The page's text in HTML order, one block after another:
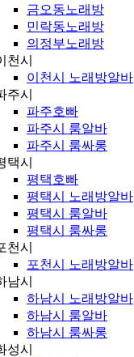
금오동노래방
민락동노래방
의정부노래방
천시
이천시 노래방알바
주시
파주호빠
파주시 룸알바
파주시 룸싸롱
택시
평택호빠
평택시 노래방알바
평택시 룸알바
평택시 룸싸롱
천시
포천시 노래방알바
남시
하남시 노래방알바
하남시 룸알바
하남시 룸싸롱
성시